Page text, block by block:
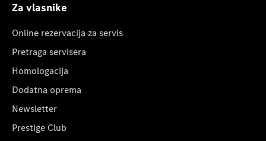
Za vlasnike
Online rezervacija za servis
Pretraga servisera
Homologacija
Dodatna oprema
Newsletter
Prestige Club